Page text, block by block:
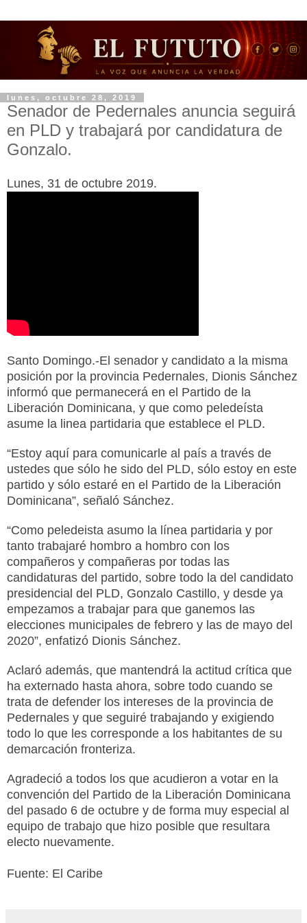
lunes, octubre 28, 2019
Senador de Pedernales anuncia seguirá
en PLD y trabajará por candidatura de
Gonzalo.
Lunes, 31 de octubre 2019.
Santo Domingo.-El senador y candidato a la misma
posición por la provincia Pedernales, Dionis Sánchez
informó que permanecerá en el Partido de la
Liberación Dominicana, y que como peledeísta
asume la linea partidaria que establece el PLD.
“Estoy aquí para comunicarle al país a través de
ustedes que sólo he sido del PLD, sólo estoy en este
partido y sólo estaré en el Partido de la Liberación
Dominicana”, señaló Sánchez.
“Como peledeista asumo la línea partidaria y por
tanto trabajaré hombro a hombro con los
compañeros y compañeras por todas las
candidaturas del partido, sobre todo la del candidato
presidencial del PLD, Gonzalo Castillo, y desde ya
empezamos a trabajar para que ganemos las
elecciones municipales de febrero y las de mayo del
2020”, enfatizó Dionis Sánchez.
Aclaró además, que mantendrá la actitud crítica que
ha externado hasta ahora, sobre todo cuando se
trata de defender los intereses de la provincia de
Pedernales y que seguiré trabajando y exigiendo
todo lo que les corresponde a los habitantes de su
demarcación fronteriza.
Agradeció a todos los que acudieron a votar en la
convención del Partido de la Liberación Dominicana
del pasado 6 de octubre y de forma muy especial al
equipo de trabajo que hizo posible que resultara
electo nuevamente.
Fuente: El Caribe